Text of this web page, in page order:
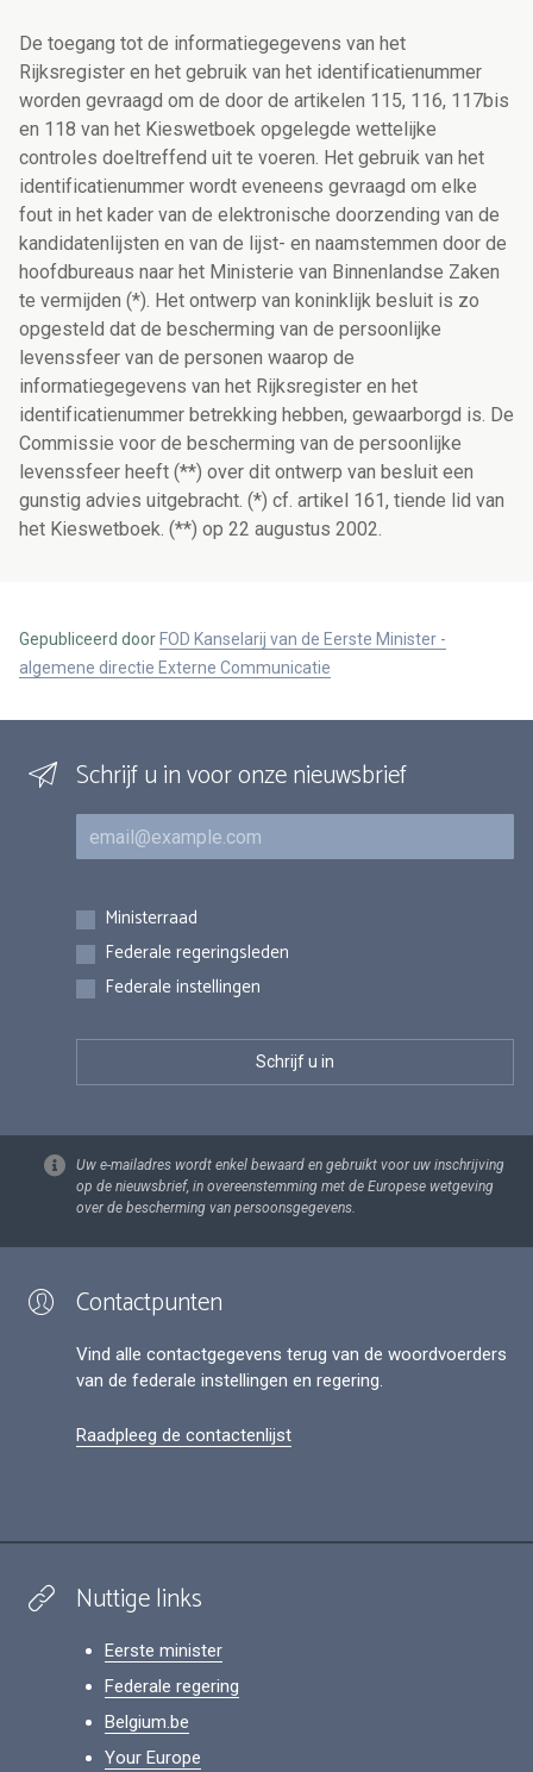
De toegang tot de informatiegegevens van het
Rijksregister en het gebruik van het identificatienummer
worden gevraagd om de door de artikelen 115, 116, 117bis
en 118 van het Kieswetboek opgelegde wettelijke
controles doeltreffend uit te voeren. Het gebruik van het
identificatienummer wordt eveneens gevraagd om elke
fout in het kader van de elektronische doorzending van de
kandidatenlijsten en van de lijst- en naamstemmen door de
hoofdbureaus naar het Ministerie van Binnenlandse Zaken
te vermijden (*). Het ontwerp van koninklijk besluit is zo
opgesteld dat de bescherming van de persoonlijke
levenssfeer van de personen waarop de
informatiegegevens van het Rijksregister en het
identificatienummer betrekking hebben, gewaarborgd is. De
Commissie voor de bescherming van de persoonlijke
levenssfeer heeft (**) over dit ontwerp van besluit een
gunstig advies uitgebracht. (*) cf. artikel 161, tiende lid van
het Kieswetboek. (**) op 22 augustus 2002.
Gepubliceerd door FOD Kanselarij van de Eerste Minister -
algemene directie Externe Communicatie
Schrijf u in voor onze nieuwsbrief
E-mail
Inschrijvingen
Ministerraad
Federale regeringsleden
Federale instellingen
Uw e-mailadres wordt enkel bewaard en gebruikt voor uw inschrijving
op de nieuwsbrief, in overeenstemming met de Europese wetgeving
over de bescherming van persoonsgegevens.
Contactpunten
Vind alle contactgegevens terug van de woordvoerders
van de federale instellingen en regering.
Raadpleeg de contactenlijst
Nuttige links
Eerste minister
Federale regering
Belgium.be
Your Europe